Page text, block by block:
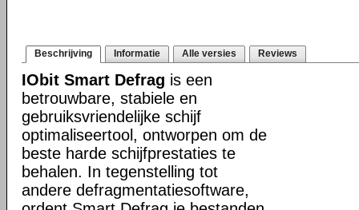
Beschrijving Informatie Alle versies Reviews
IObit Smart Defrag is een
betrouwbare, stabiele en
gebruiksvriendelijke schijf
optimaliseertool, ontworpen om de
beste harde schijfprestaties te
behalen. In tegenstelling tot
andere defragmentatiesoftware,